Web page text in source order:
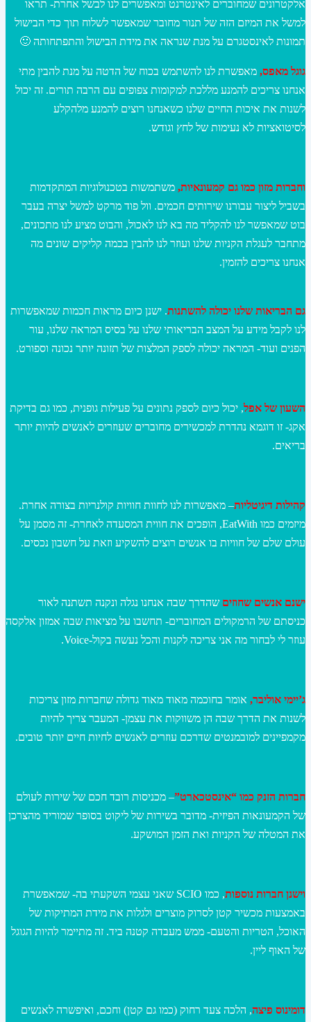
אלקטרונים שמחוברים לאינטרנט ומאפשרים לנו לבשל אחרת- תראו
למשל את המיזם הזה של תנור מחובר שמאפשר לשלוח תוך כדי הבישול
תמונות לאינסטגרם על מנת שנראה את מידת הבישול והתפתחותה 🙂
גוגל מאפס, מאפשרת לנו להשתמש בכוח של הדטה על מנת להבין מתי
אנחנו צריכים להמנע מללכת למקומות צפופים עם הרבה תורים. זה יכול
לשנות את איכות החיים שלנו כשאנחנו רוצים להמנע מלהקלע
לסיטואציות לא נעימות של לחץ וגודש.
וחברות מזון כמו גם קמעונאיות, משתמשות בטכנולוגיות המתקדמות
בשביל ליצור עבורנו שירותים חכמים. וול פוד מרקט למשל יצרה בעבר
בוט שמאפשר לנו להקליד מה בא לנו לאכול, והבוט מציע לנו מתכונים,
מתחבר לעגלת הקניות שלנו ועוזר לנו להבין בכמה קליקים שונים מה
אנחנו צריכים להזמין.
גם הבריאות שלנו יכולה להשתנות. ישנן כיום מראות חכמות שמאפשרות
לנו לקבל מידע על המצב הבריאותי שלנו על בסיס המראה שלנו, עור
הפנים ועוד- המראה יכולה לספק המלצות של תזונה יותר נכונה וספורט.
השעון של אפל, יכול כיום לספק נתונים על פעילות גופנית, כמו גם בדיקת
אקג- זו דוגמא נהדרת למכשירים מחוברים שעוזרים לאנשים להיות יותר
בריאים.
קהילות דיגיטליות– מאפשרות לנו לחוות חוויות קולנריות בצורה אחרת.
מיזמים כמו EatWith, הופכים את חווית המסעדה לאחרת- זה מסמן על
עולם שלם של חוויות בו אנשים רוצים להשקיע וזאת על חשבון נכסים.
ישנם אנשים שחוזים שהדרך שבה אנחנו נגלה ונקנה תשתנה לאור
כניסתם של הרמקולים המחוברים- תחשבו על מציאות שבה אמזון אלקסה
עוזר לי לבחור מה אני צריכה לקנות והכל נעשה בקול-Voice.
ג’יימי אוליבר, אומר בחוכמה מאוד מאוד גדולה שחברות מזון צריכות
לשנות את הדרך שבה הן משווקות את עצמן- המעבר צריך להיות
מקמפיינים למובמנטים שדרכם עוזרים לאנשים לחיות חיים יותר טובים.
חברות הזנק כמו “אינסטכארט”– מכניסות רובד חכם של שירות לעולם
של הקמעונאות הפיזית- מדובר בשירות של ליקוט בסופר שמוריד מהצרכן
את המטלה של הקניות ואת הזמן המושקע.
וישנן חברות נוספות
, כמו SCIO שאני עצמי השקעתי בה- שמאפשרת
באמצעות מכשיר קטן לסרוק מוצרים ולגלות את מידת המתיקות של
האוכל, הטריות והטעם- ממש מעבדה קטנה ביד. זה מתיימר להיות הגוגל
של האוף ליין.
דומינוס פיצה, הלכה צעד רחוק (כמו גם קטן) וחכם, ואיפשרה לאנשים